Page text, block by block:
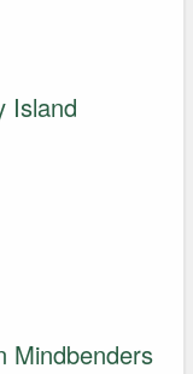
Island
Mindbenders